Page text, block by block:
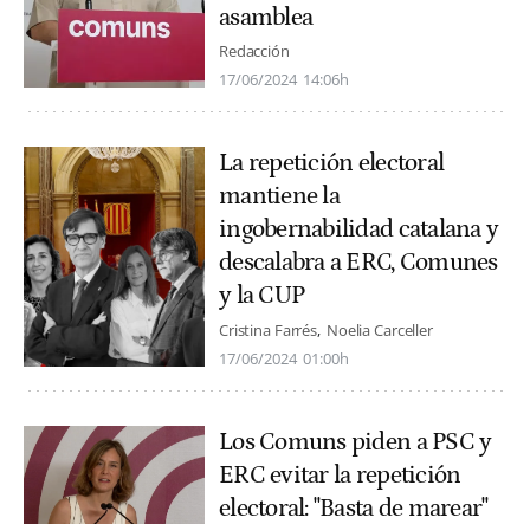
asamblea
Redacción
17/06/2024 14:06h
La repetición electoral
mantiene la
ingobernabilidad catalana y
descalabra a ERC, Comunes
y la CUP
Cristina Farrés Noelia Carceller
17/06/2024 01:00h
Los Comuns piden a PSC y
ERC evitar la repetición
electoral: "Basta de marear"